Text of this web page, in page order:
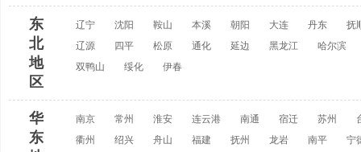
东
北
地
区
辽宁 沈阳 鞍山 本溪 朝阳 大连 丹东
抚
辽源
四平 松原 通化 延边 黑龙江
哈尔滨
双鸭山
绥化 伊春
华
东
南京 常州 淮安 连云港 南通 宿迁 苏州
衢州
绍兴 舟山 福建 抚州 龙岩 南平
宁